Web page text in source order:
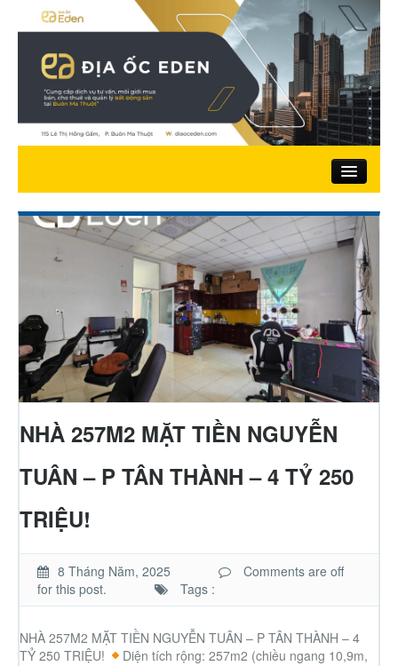
Trang chủ
Giới thiệu
Nhà đất bán
Đất ở
Chung cư
Trang trại – Kho – Xưởng
Thành Phố Cà Phê
NHÀ 257M2 MẶT TIỀN NGUYỄN
TUÂN – P TÂN THÀNH – 4 TỶ 250
TRIỆU!
8 Tháng Năm, 2025
Comments are off
for this post.
Tags :
NHÀ 257M2 MẶT TIỀN NGUYỄN TUÂN – P TÂN THÀNH – 4
TỶ 250 TRIỆU!
Diện tích rộng: 257m2 (chiều ngang 10,9m,